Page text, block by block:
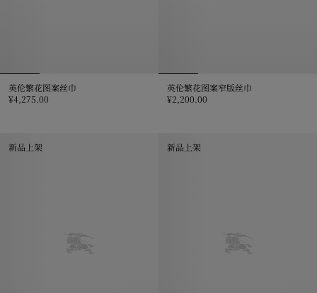
英伦繁花图案丝巾
¥4,275.00
英伦繁花图案窄版丝巾
¥2,200.00
新品上架 新品上架